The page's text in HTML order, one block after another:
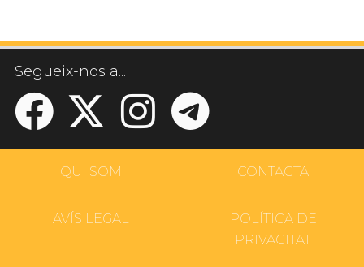
Segueix-nos a...
QUI SOM CONTACTA
AVÍS LEGAL
POLÍTICA DE
PRIVACITAT